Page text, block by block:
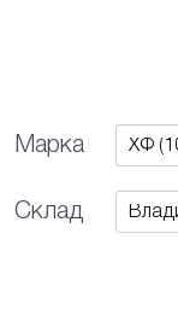
Марка
Склад